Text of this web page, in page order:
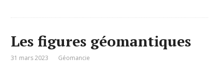
Les figures géomantiques
31 mars 2023 Géomancie